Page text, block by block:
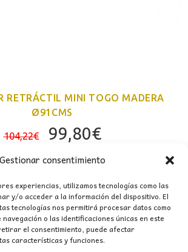
Gestionar consentimiento
experiencias, utilizamos tecnologías como las
y/o acceder a la información del dispositivo. El
tecnologías nos permitirá procesar datos como
o las identificaciones únicas en este
el consentimiento, puede afectar
características y funciones.
RETRÁCTIL MINI TOGO MADERA
Ø91CMS
104,22€
El
original
era:
104,22€.
99,80€El
actual
es:
99,80€.